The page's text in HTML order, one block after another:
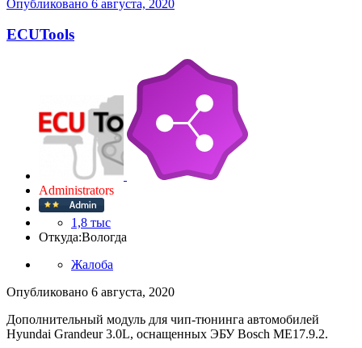
Опубликовано 6 августа, 2020
ECUTools
Administrators
1,8 тыс
Откуда:Вологда
Жалоба
Опубликовано 6 августа, 2020
Дополнительный модуль для чип-тюнинга автомобилей
Hyundai Grandeur 3.0L, оснащенных ЭБУ Bosch ME17.9.2.